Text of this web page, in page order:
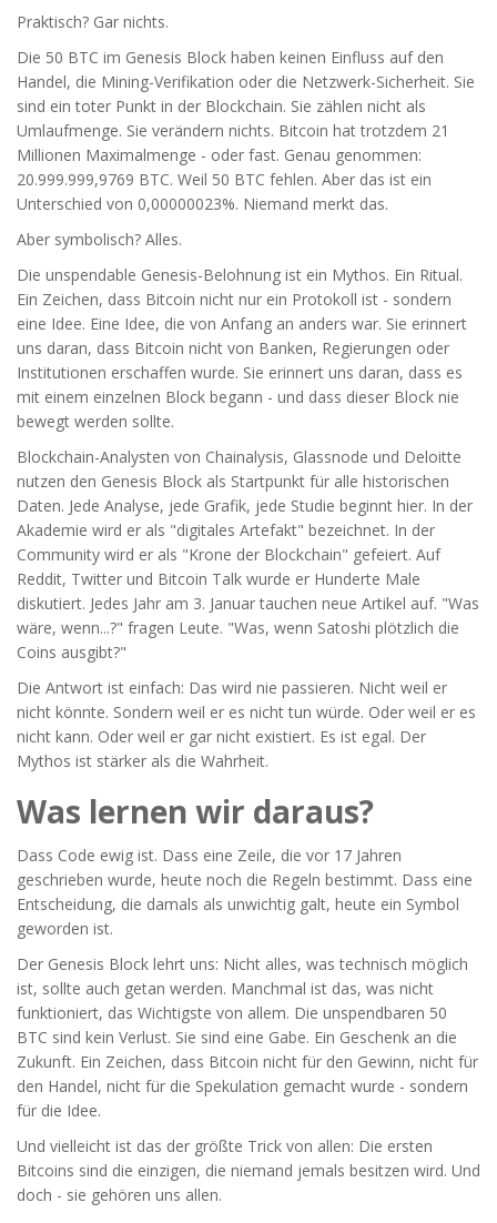
Praktisch? Gar nichts.
Die 50 BTC im Genesis Block haben keinen Einfluss auf den
Handel, die Mining-Verifikation oder die Netzwerk-Sicherheit. Sie
sind ein toter Punkt in der Blockchain. Sie zählen nicht als
Umlaufmenge. Sie verändern nichts. Bitcoin hat trotzdem 21
Millionen Maximalmenge - oder fast. Genau genommen:
20.999.999,9769 BTC. Weil 50 BTC fehlen. Aber das ist ein
Unterschied von 0,00000023%. Niemand merkt das.
Aber symbolisch? Alles.
Die unspendable Genesis-Belohnung ist ein Mythos. Ein Ritual.
Ein Zeichen, dass Bitcoin nicht nur ein Protokoll ist - sondern
eine Idee. Eine Idee, die von Anfang an anders war. Sie erinnert
uns daran, dass Bitcoin nicht von Banken, Regierungen oder
Institutionen erschaffen wurde. Sie erinnert uns daran, dass es
mit einem einzelnen Block begann - und dass dieser Block nie
bewegt werden sollte.
Blockchain-Analysten von Chainalysis, Glassnode und Deloitte
nutzen den Genesis Block als Startpunkt für alle historischen
Daten. Jede Analyse, jede Grafik, jede Studie beginnt hier. In der
Akademie wird er als "digitales Artefakt" bezeichnet. In der
Community wird er als "Krone der Blockchain" gefeiert. Auf
Reddit, Twitter und Bitcoin Talk wurde er Hunderte Male
diskutiert. Jedes Jahr am 3. Januar tauchen neue Artikel auf. "Was
wäre, wenn...?" fragen Leute. "Was, wenn Satoshi plötzlich die
Coins ausgibt?"
Die Antwort ist einfach: Das wird nie passieren. Nicht weil er
nicht könnte. Sondern weil er es nicht tun würde. Oder weil er es
nicht kann. Oder weil er gar nicht existiert. Es ist egal. Der
Mythos ist stärker als die Wahrheit.
Was lernen wir daraus?
Dass Code ewig ist. Dass eine Zeile, die vor 17 Jahren
geschrieben wurde, heute noch die Regeln bestimmt. Dass eine
Entscheidung, die damals als unwichtig galt, heute ein Symbol
geworden ist.
Der Genesis Block lehrt uns: Nicht alles, was technisch möglich
ist, sollte auch getan werden. Manchmal ist das, was nicht
funktioniert, das Wichtigste von allem. Die unspendbaren 50
BTC sind kein Verlust. Sie sind eine Gabe. Ein Geschenk an die
Zukunft. Ein Zeichen, dass Bitcoin nicht für den Gewinn, nicht für
den Handel, nicht für die Spekulation gemacht wurde - sondern
für die Idee.
Und vielleicht ist das der größte Trick von allen: Die ersten
Bitcoins sind die einzigen, die niemand jemals besitzen wird. Und
doch - sie gehören uns allen.